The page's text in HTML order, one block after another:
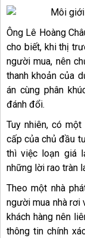
Ông Lê Hoàng
cho biết, khi thị
người mua, nên
thanh khoản của
án cùng phân
đánh đổi.
Tuy nhiên, có
cấp của chủ đầu
thì việc loạn giá
những lời rao tràn
Theo một nhà
người mua nhà rơi
khách hàng nên
thông tin chính